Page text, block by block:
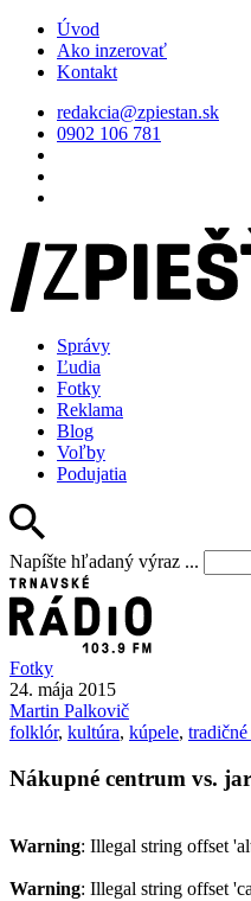
Úvod
Ako inzerovať
Kontakt
redakcia@zpiestan.sk
0902 106 781
Správy
Ľudia
Fotky
Reklama
Blog
Voľby
Podujatia
Napíšte hľadaný výraz ...
Fotky
24. mája 2015
Martin Palkovič
folklór, kultúra, kúpele, tradičné
Nákupné centrum vs.
Warning: Illegal string offset
Warning: Illegal string offset